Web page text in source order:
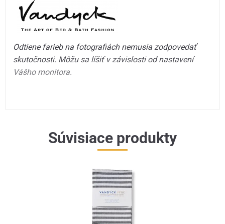
Odtiene farieb na fotografiách nemusia zodpovedať
skutočnosti. Môžu sa líšiť v závislosti od nastavení
Vášho monitora.
Súvisiace produkty